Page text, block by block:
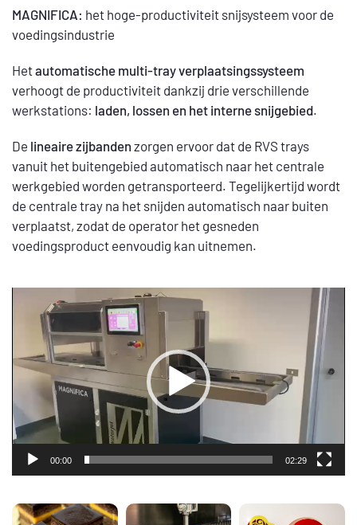
MAGNIFICA: het hoge-productiviteit snijsysteem voor de
voedingsindustrie
Hetautomatische multi-tray verplaatsingssysteem
verhoogt de productiviteit dankzij drie verschillende
werkstations: laden, lossen en het interne snijgebied.
De lineaire zijbanden zorgen ervoor dat de RVS trays
vanuit het buitengebied automatisch naar het centrale
werkgebied worden getransporteerd. Tegelijkertijd wordt
de centrale tray na het snijden automatisch naar buiten
verplaatst, zodat de operator het gesneden
voedingsproduct eenvoudig kan uitnemen.
Videospeler
00:00 02:29